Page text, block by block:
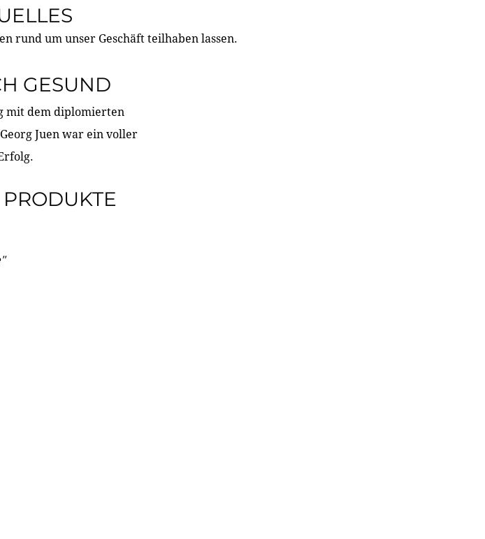
rund um unser Geschäft teilhaben lassen.
GESUND
mit dem diplomierten
Juen war ein voller